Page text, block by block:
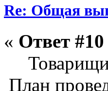
Re: Общая
« Ответ #10
Товарищи
План